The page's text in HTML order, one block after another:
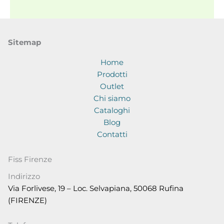
Sitemap
Home
Prodotti
Outlet
Chi siamo
Cataloghi
Blog
Contatti
Fiss Firenze
Indirizzo
Via Forlivese, 19 – Loc. Selvapiana, 50068 Rufina
(FIRENZE)